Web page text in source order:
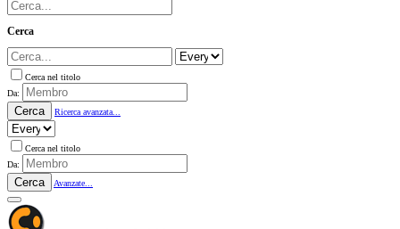
Cerca
Cerca nel titolo
Da:
Cerca Ricerca avanzata...
Cerca nel titolo
Da:
Cerca Avanzate...